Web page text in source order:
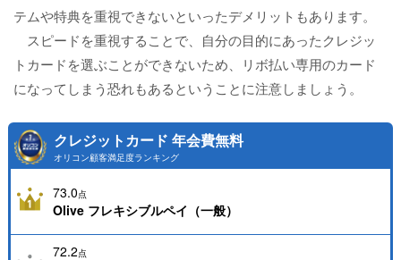
テムや特典を重視できないといったデメリットもあります。
スピードを重視することで、自分の目的にあったクレジッ
トカードを選ぶことができないため、リボ払い専用のカード
になってしまう恐れもあるということに注意しましょう。
クレジットカード 年会費無料
オリコン顧客満足度ランキング
73.0点
Olive フレキシブルペイ（一般）
72.2点